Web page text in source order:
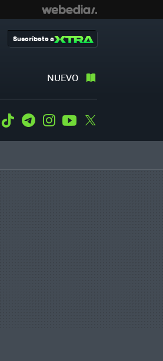
NUEVO
Suscríbete a
WhatsApp
Tiktok TelegramInstagramYoutube